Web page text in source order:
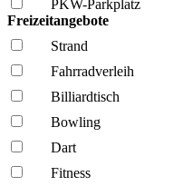
PKW-Parkplatz
Freizeitangebote
Strand
Fahrrad­verleih
Billiardtisch
Bowling
Dart
Fitness